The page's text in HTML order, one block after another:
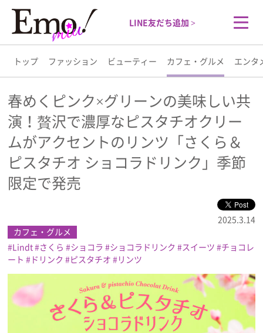
LINE友だち追加 >
トップ ファッション ビューティー カフェ・グルメ エンタ
トップ
ファッション
ビューティー
カフェ・グルメ
エンタメ
ライフスタイル
プレゼント
インタビュー
春めくピンク×グリーンの美味しい共
演！贅沢で濃厚なピスタチオクリー
ムがアクセントのリンツ「さくら＆
ピスタチオ ショコラドリンク」季節
限定で発売
2025.3.14
カフェ・グルメ
Lindt
さくら ショコラ ショコラドリンク スイーツ
チョコレ
ート
ドリンク ピスタチオ リンツ